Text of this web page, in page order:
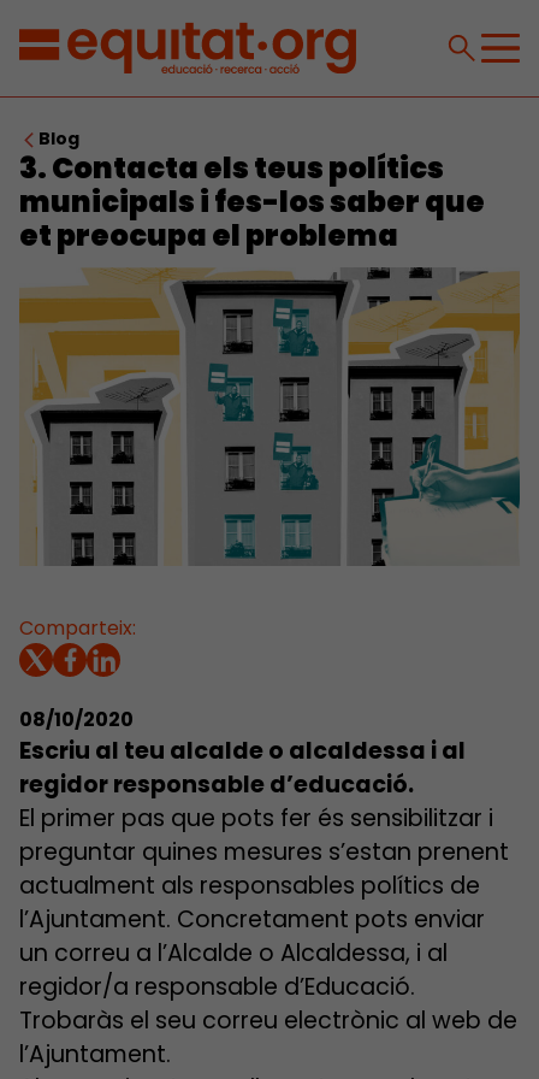
Blog
3. Contacta els teus polítics
municipals i fes-los saber que
et preocupa el problema
Comparteix:
08/10/2020
Escriu al teu alcalde o alcaldessa i al
regidor responsable d’educació.
El primer pas que pots fer és sensibilitzar i
preguntar quines mesures s’estan prenent
actualment als responsables polítics de
l’Ajuntament. Concretament pots enviar
un correu a l’Alcalde o Alcaldessa, i al
regidor/a responsable d’Educació.
Trobaràs el seu correu electrònic al web de
l’Ajuntament.